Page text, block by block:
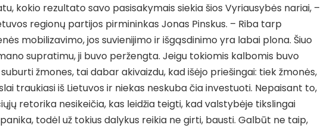
kokio rezultato savo pasisakymais siekia šios Vyriausybės nariai, –
regionų partijos pirmininkas Jonas Pinskus. – Riba tarp
mobilizavimo, jos suvienijimo ir išgąsdinimo yra labai plona. Šiuo
supratimu, ji buvo peržengta. Jeigu tokiomis kalbomis buvo
žmones, tai dabar akivaizdu, kad išėjo priešingai: tiek žmonės,
traukiasi iš Lietuvos ir niekas neskuba čia investuoti. Nepaisant to,
retorika nesikeičia, kas leidžia teigti, kad valstybėje tikslingai
todėl už tokius dalykus reikia ne girti, bausti. Galbūt ne taip,